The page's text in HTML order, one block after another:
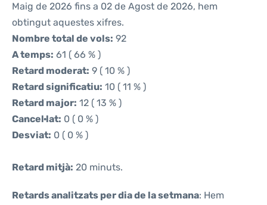
Maig de 2026 fins a 02 de Agost de 2026, hem
obtingut aquestes xifres.
Nombre total de vols: 92
A temps: 61 ( 66 % )
Retard moderat: 9 ( 10 % )
Retard significatiu: 10 ( 11 % )
Retard major: 12 ( 13 % )
Cancel·lat: 0 ( 0 % )
Desviat: 0 ( 0 % )
Retard mitjà: 20 minuts.
Retards analitzats per dia de la setmana: Hem